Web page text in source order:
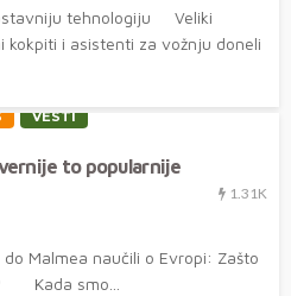
tehnologiju Veliki
kokpiti i asistenti za vožnju doneli
VESTI
to popularnije
1.31K
Malmea naučili o Evropi: Zašto
Kada smo...